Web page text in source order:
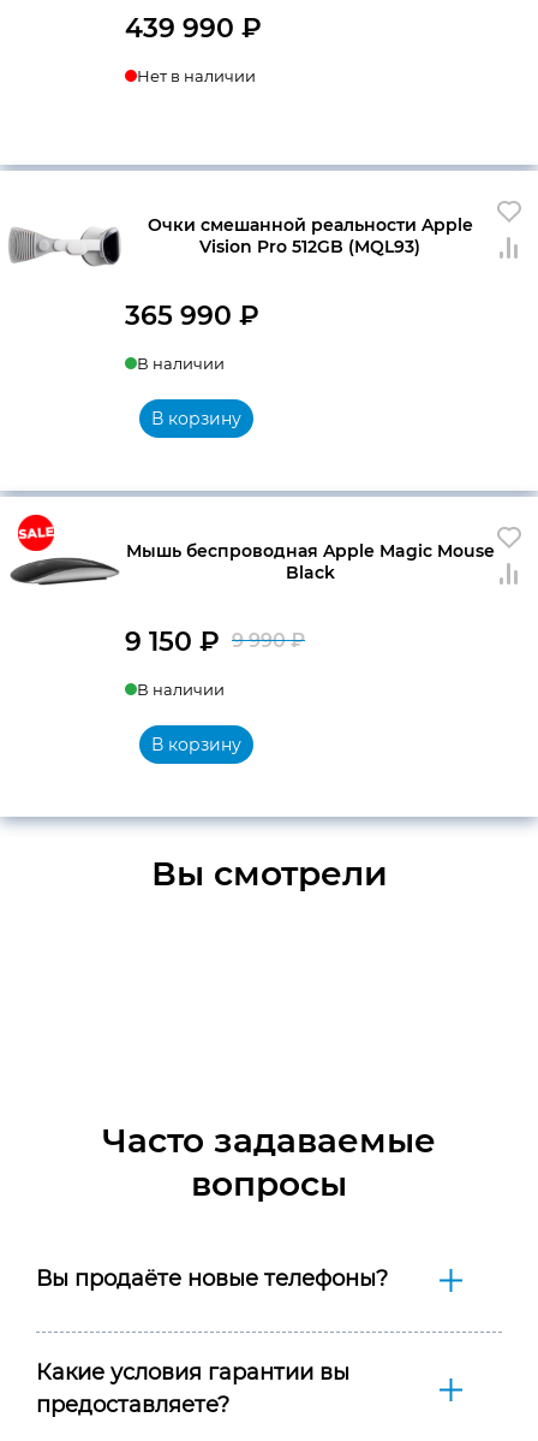
439 990 ₽
Нет в наличии
Очки смешанной реальности Apple
Vision Pro 512GB (MQL93)
365 990 ₽
В наличии
В корзину
Мышь беспроводная Apple Magic Mouse
Black
9 990₽
990 ₽.
9 150 ₽
В наличии
В корзину
Вы смотрели
Часто задаваемые
вопросы
Вы продаёте новые телефоны?
Какие условия гарантии вы
предоставляете?